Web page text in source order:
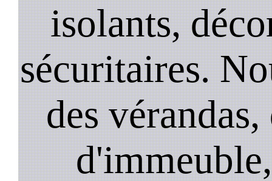
isolants,
sécuritaires.
des